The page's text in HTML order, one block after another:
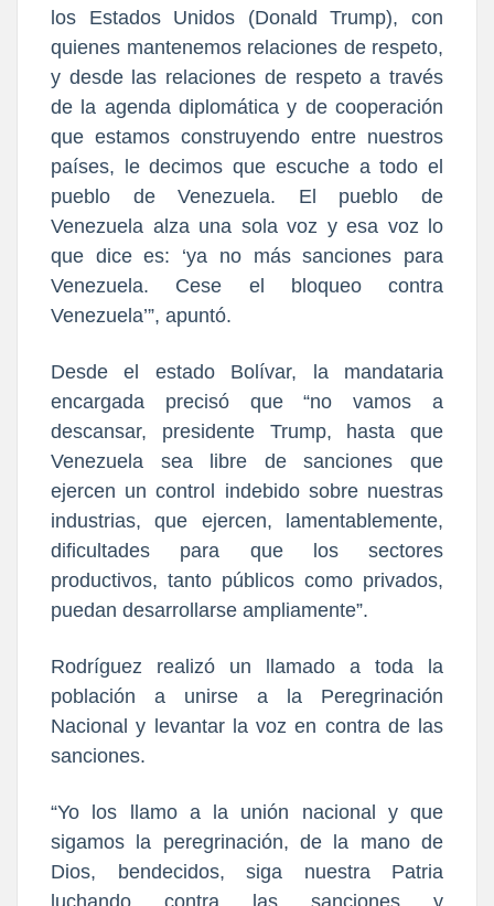
los Estados Unidos (Donald Trump), con
quienes mantenemos relaciones de respeto,
y desde las relaciones de respeto a través
de la agenda diplomática y de cooperación
que estamos construyendo entre nuestros
países, le decimos que escuche a todo el
pueblo de Venezuela. El pueblo de
Venezuela alza una sola voz y esa voz lo
que dice es: ‘ya no más sanciones para
Venezuela. Cese el bloqueo contra
Venezuela’”, apuntó.
Desde el estado Bolívar, la mandataria
encargada precisó que “no vamos a
descansar, presidente Trump, hasta que
Venezuela sea libre de sanciones que
ejercen un control indebido sobre nuestras
industrias, que ejercen, lamentablemente,
dificultades para que los sectores
productivos, tanto públicos como privados,
puedan desarrollarse ampliamente”.
Rodríguez realizó un llamado a toda la
población a unirse a la Peregrinación
Nacional y levantar la voz en contra de las
sanciones.
“Yo los llamo a la unión nacional y que
sigamos la peregrinación, de la mano de
Dios, bendecidos, siga nuestra Patria
luchando contra las sanciones y